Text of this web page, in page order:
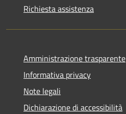
Richiesta assistenza
Amministrazione trasparente
Informativa privacy
Note legali
Dichiarazione di accessibilità